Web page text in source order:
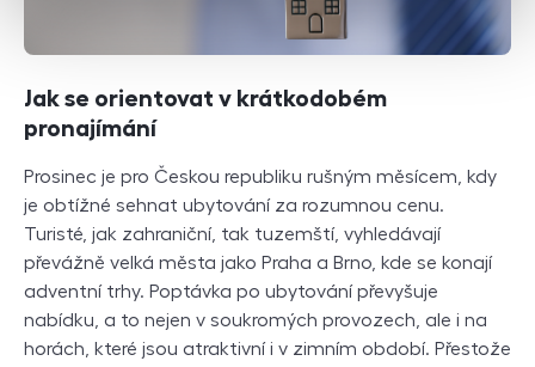
Jak se orientovat v krátkodobém
pronajímání
Prosinec je pro Českou republiku rušným měsícem, kdy
je obtížné sehnat ubytování za rozumnou cenu.
Turisté, jak zahraniční, tak tuzemští, vyhledávají
převážně velká města jako Praha a Brno, kde se konají
adventní trhy. Poptávka po ubytování převyšuje
nabídku, a to nejen v soukromých provozech, ale i na
horách, které jsou atraktivní i v zimním období. Přestože